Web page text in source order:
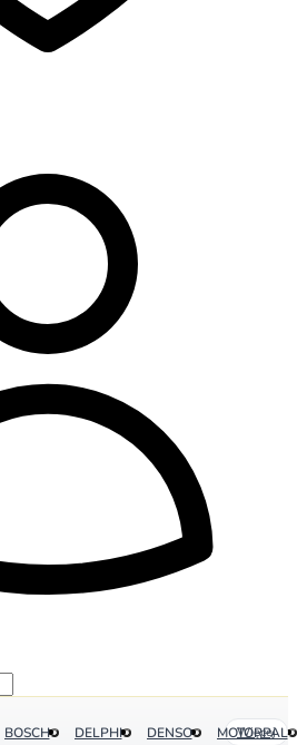
BOSCH DELPHI DENSO MOTORPAL
Więcej